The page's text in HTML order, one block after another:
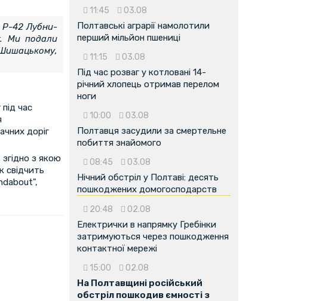
Р-42 Лубни-
Ми подали
час
доріг
з якою
свідчить
11:45 03.08
Полтавські аграрії намолотили
перший мільйон пшениці
11:15 03.08
Під час розваг у котловані 14-
річний хлопець отримав перелом
ноги
10:00 03.08
Полтавця засудили за смертельне
побиття знайомого
08:45 03.08
Нічний обстріл у Полтаві: десять
пошкоджених домогосподарств
20:48 02.08
Електрички в напрямку Гребінки
затримуються через пошкодження
контактної мережі
15:00 02.08
На Полтавщині російський
обстріл пошкодив ємності з